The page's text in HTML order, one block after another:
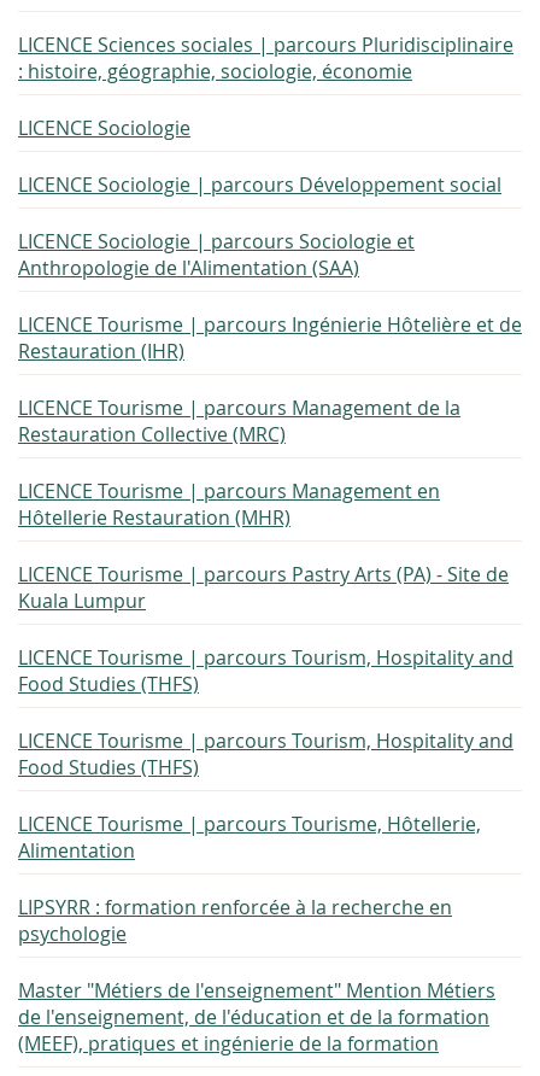
LICENCE Sciences sociales | parcours Pluridisciplinaire
: histoire, géographie, sociologie, économie
LICENCE Sociologie
LICENCE Sociologie | parcours Développement social
LICENCE Sociologie | parcours Sociologie et
Anthropologie de l'Alimentation (SAA)
LICENCE Tourisme | parcours Ingénierie Hôtelière et de
Restauration (IHR)
LICENCE Tourisme | parcours Management de la
Restauration Collective (MRC)
LICENCE Tourisme | parcours Management en
Hôtellerie Restauration (MHR)
LICENCE Tourisme | parcours Pastry Arts (PA) - Site de
Kuala Lumpur
LICENCE Tourisme | parcours Tourism, Hospitality and
Food Studies (THFS)
LICENCE Tourisme | parcours Tourism, Hospitality and
Food Studies (THFS)
LICENCE Tourisme | parcours Tourisme, Hôtellerie,
Alimentation
LIPSYRR : formation renforcée à la recherche en
psychologie
Master "Métiers de l'enseignement" Mention Métiers
de l'enseignement, de l'éducation et de la formation
(MEEF), pratiques et ingénierie de la formation